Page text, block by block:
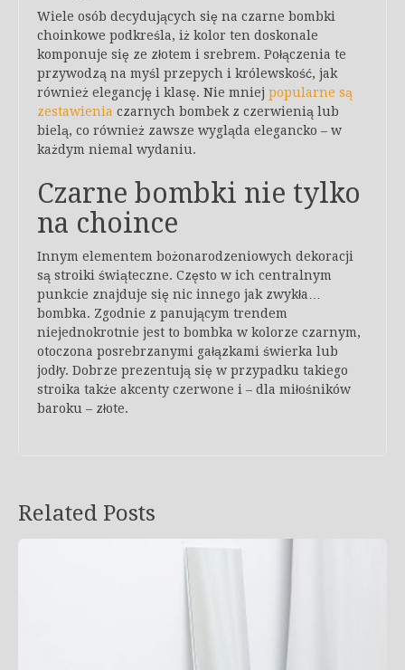
Wiele osób decydujących się na czarne bombki
choinkowe podkreśla, iż kolor ten doskonale
komponuje się ze złotem i srebrem. Połączenia te
przywodzą na myśl przepych i królewskość, jak
również elegancję i klasę. Nie mniej popularne są
zestawienia czarnych bombek z czerwienią lub
bielą, co również zawsze wygląda elegancko – w
każdym niemal wydaniu.
Czarne bombki nie tylko
na choince
Innym elementem bożonarodzeniowych dekoracji
są stroiki świąteczne. Często w ich centralnym
punkcie znajduje się nic innego jak zwykła…
bombka. Zgodnie z panującym trendem
niejednokrotnie jest to bombka w kolorze czarnym,
otoczona posrebrzanymi gałązkami świerka lub
jodły. Dobrze prezentują się w przypadku takiego
stroika także akcenty czerwone i – dla miłośników
baroku – złote.
Related Posts